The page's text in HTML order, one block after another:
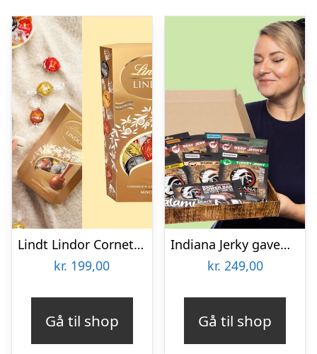
Lindt Lindor Cornet 500 gram – Blandet chokolade
kr. 199,00
Gå til shop
Indiana Jerky gaveæske
kr. 249,00
Gå til shop